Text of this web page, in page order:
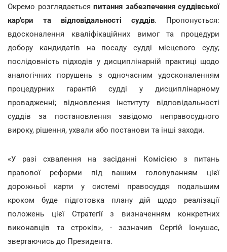
Окремо розглядається питання забезпечення суддівської
кар'єри та відповідальності суддів. Пропонується:
вдосконалення кваліфікаційних вимог та процедури
добору кандидатів на посаду судді місцевого суду;
послідовність підходів у дисциплінарній практиці щодо
аналогічних порушень з одночасним удосконаленням
процедурних гарантій судді у дисциплінарному
провадженні; відновлення інституту відповідальності
суддів за постановлення завідомо неправосудного
вироку, рішення, ухвали або постанови та інші заходи.
«У разі схвалення на засіданні Комісією з питань
правової реформи під вашим головуванням цієї
дорожньої карти у системі правосуддя подальшим
кроком буде підготовка плану дій щодо реалізації
положень цієї Стратегії з визначенням конкретних
виконавців та строків», - зазначив Сергій Іонушас,
звертаючись до Президента.